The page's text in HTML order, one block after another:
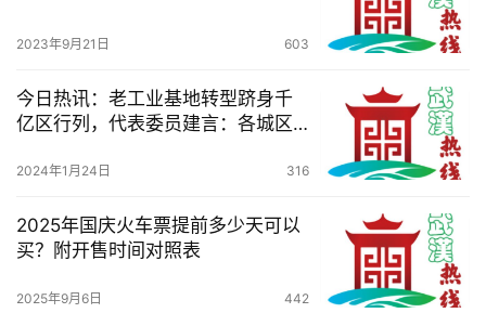
服
导
2023年9月21日 603
今日热讯：老工业基地转型跻身千
亿区行列，代表委员建言：各城区
2024年1月24日 316
2025年国庆火车票提前多少天可以
买？附开售时间对照表
2025年9月6日 442